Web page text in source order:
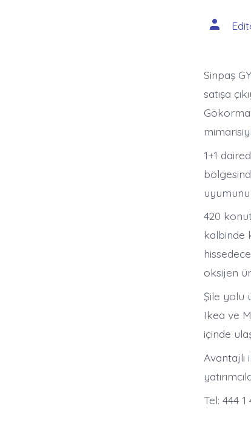
Yazının
yazarı
Sinpaş
satışa
1+1
uyumunu
420
kalbinde
oksijen
Şile yolu
Ikea ve
içinde
Tel: 444 1